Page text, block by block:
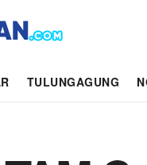
TULUNGAGUNG